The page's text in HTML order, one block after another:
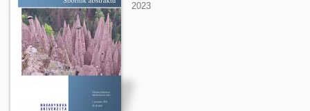
2023